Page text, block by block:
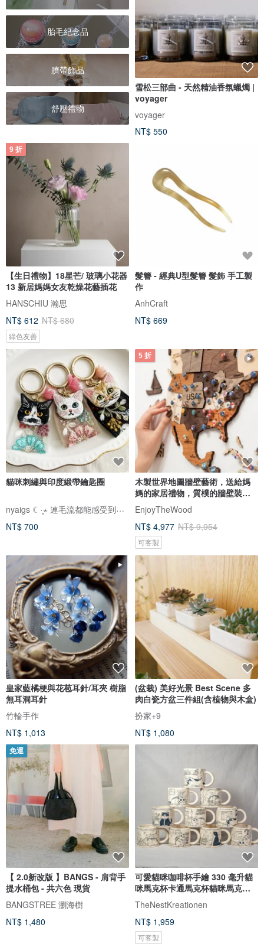
胎毛紀念品
臍帶飾品
舒壓禮物
雪松三部曲 - 天然精油香氛蠟燭 |
voyager
voyager
NT$ 550
9 折
【生日禮物】18星芒/ 玻璃小花器
13 新居媽媽女友乾燥花藝插花
HANSCHIU 瀚思
NT$ 612 NT$ 680
綠色友善
髮簪 - 經典U型髮簪 髮飾 手工製
作
AnhCraft
NT$ 669
貓咪刺繡與印度緞帶鑰匙圈
nyaigs ☾·̩͙⋆ 連毛流都能感受到的貓咪刺繡
NT$ 700
5 折
木製世界地圖牆壁藝術，送給媽
媽的家居禮物，質樸的牆壁裝
飾，3D 世界地圖
EnjoyTheWood
NT$ 4,977 NT$ 9,954
可客製
皇家藍橘梗與花苞耳針/耳夾 樹脂
無耳洞耳針
竹輪手作
NT$ 1,013
(盆栽) 美好光景 Best Scene 多
肉白瓷方盆三件組(含植物與木盒)
扮家+9
NT$ 1,080
免運
【 2.0新改版 】BANGS - 肩背手
提水桶包 - 共六色 現貨
BANGSTREE 瀏海樹
NT$ 1,480
可愛貓咪咖啡杯手繪 330 毫升貓
咪馬克杯卡通馬克杯貓咪馬克杯
送禮佳品
TheNestKreationen
NT$ 1,959
可客製